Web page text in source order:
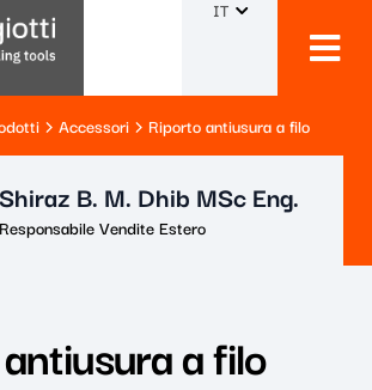
IT
Accessori Riporto antiusura a filo
Shiraz B. M. Dhib MSc Eng.
Responsabile Vendite Estero
a filo